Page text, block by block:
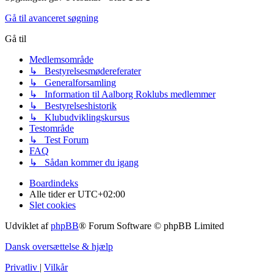
Gå til avanceret søgning
Gå til
Medlemsområde
↳ Bestyrelsesmødereferater
↳ Generalforsamling
↳ Information til Aalborg Roklubs medlemmer
↳ Bestyrelseshistorik
↳ Klubudviklingskursus
Testområde
↳ Test Forum
FAQ
↳ Sådan kommer du igang
Boardindeks
Alle tider erUTC+02:00
Slet cookies
Udviklet afphpBB® Forum Software © phpBB Limited
Dansk oversættelse & hjælp
Privatliv
Vilkår